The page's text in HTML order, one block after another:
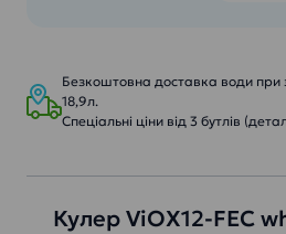
Безкоштовна доставка води при
18,9л.
Спеціальні ціни від 3 бутлів
Кулер ViOX12-FEC